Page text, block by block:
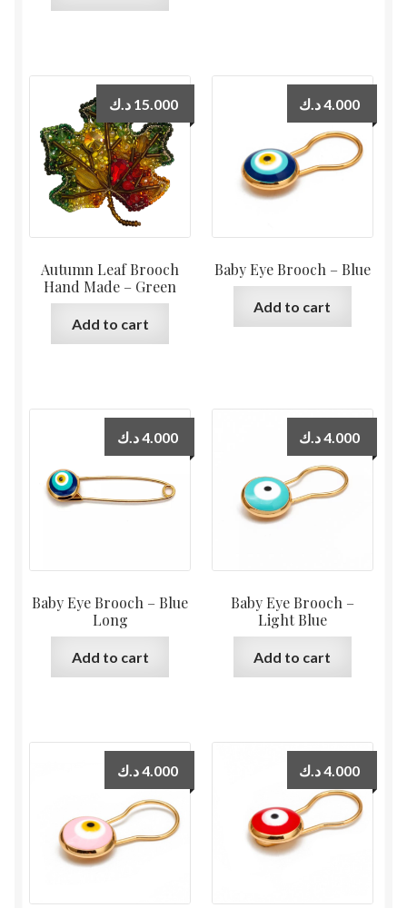
Autumn Leaf Brooch
Hand Made – Green
15.000 د.ك
Add to cart
Baby Eye Brooch – Blue
4.000د.ك
Add to cart
Baby Eye Brooch – Blue
Long
4.000د.ك
Add to cart
Baby Eye Brooch –
Light Blue
4.000د.ك
Add to cart
4.000د.ك 4.000د.ك